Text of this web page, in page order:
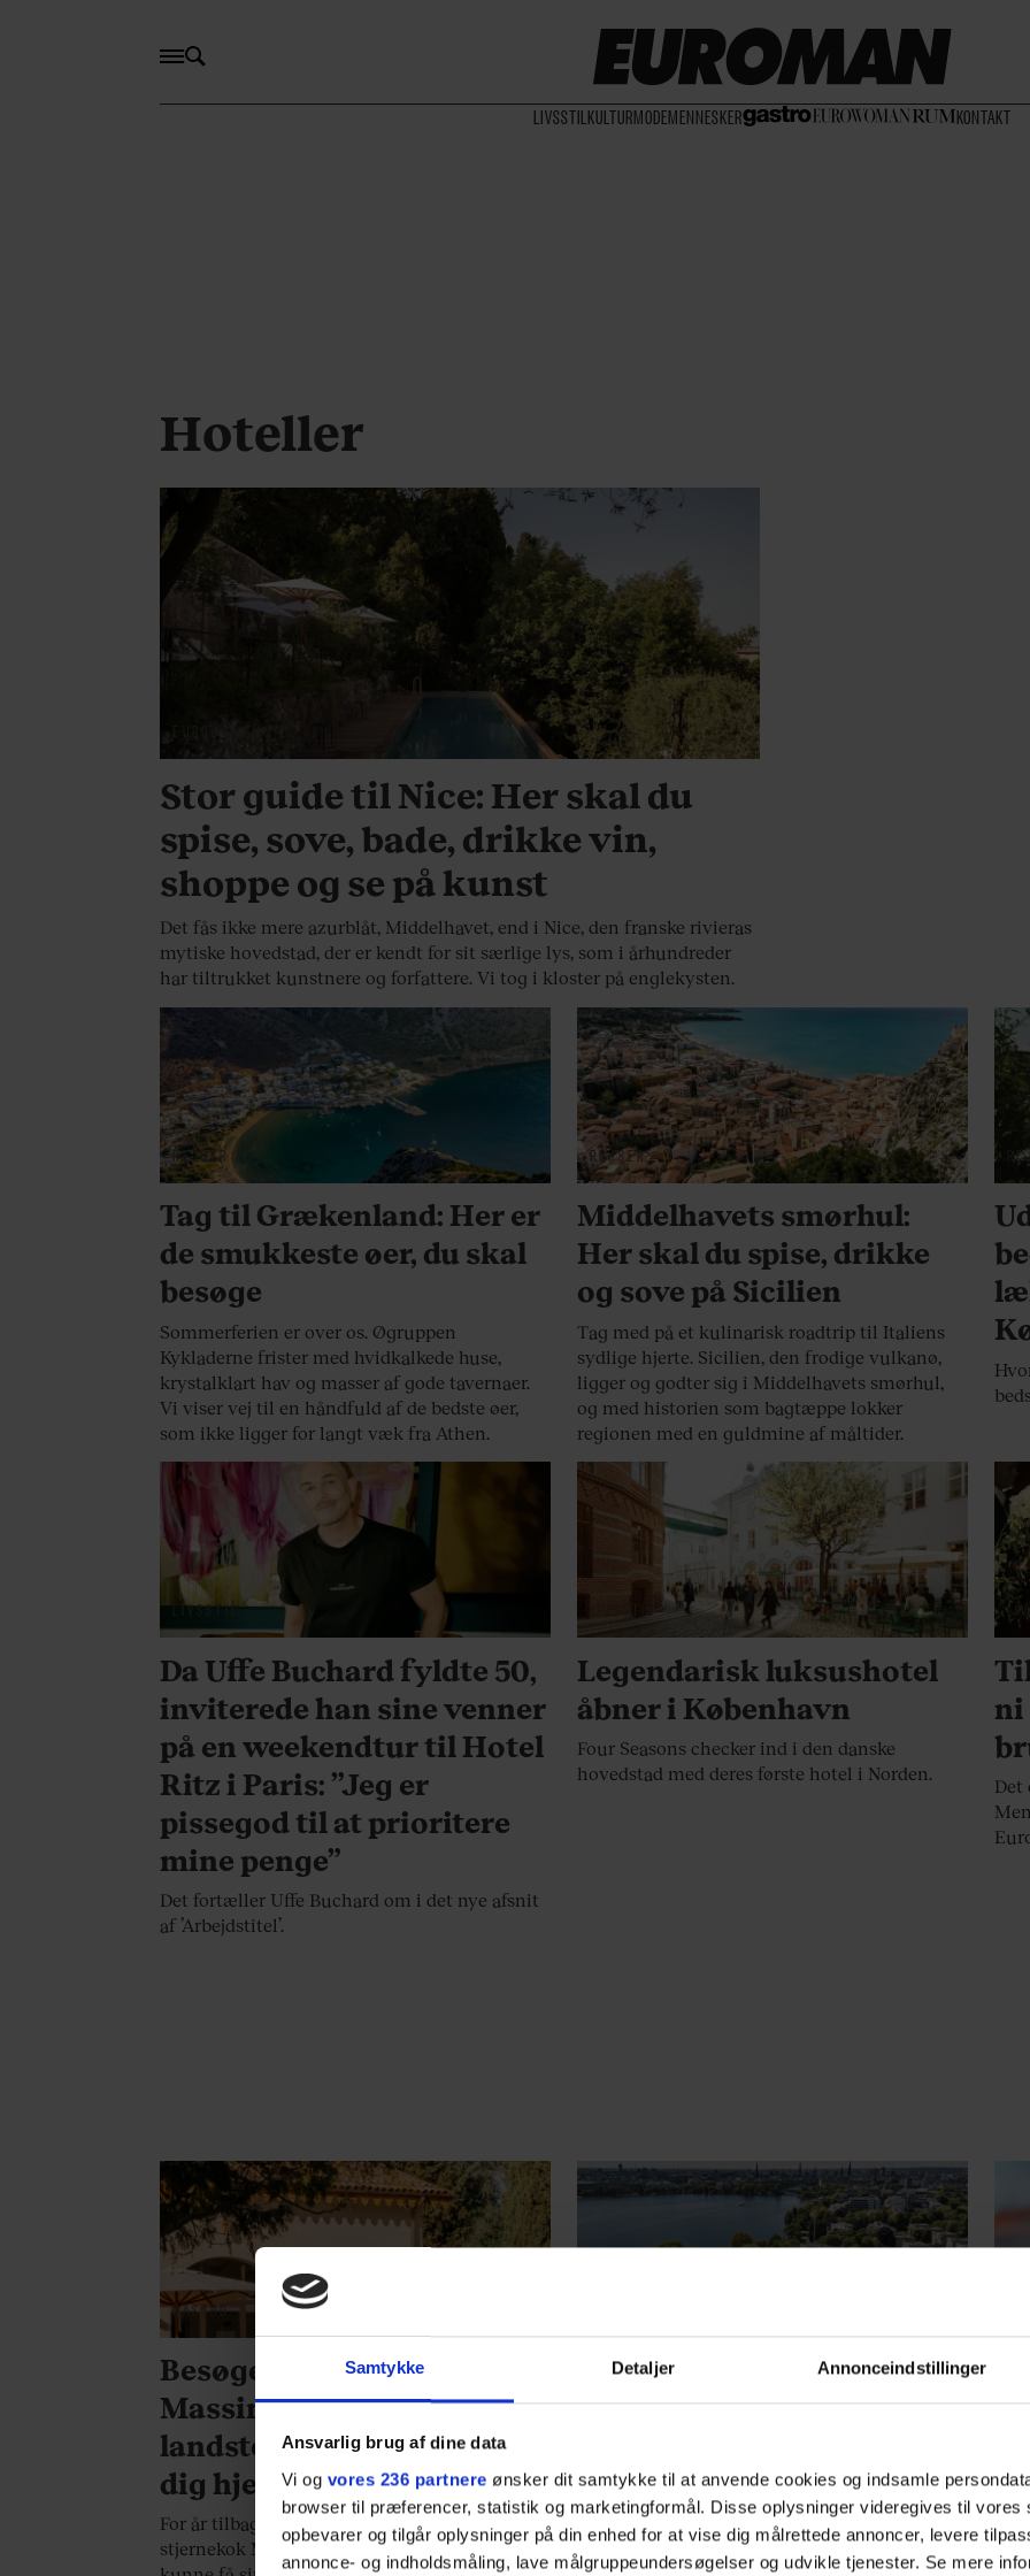
Samtykke Detaljer Annonceindstillinger
Ansvarlig brug af dine data
Vi og vores 236 partnere ønsker dit samtykke til at anvende cookies og indsamle
browser til præferencer, statistik og marketingformål. Disse oplysninger videregives til vores
opbevarer og tilgår oplysninger på din enhed for at vise dig målrettede annoncer, levere
annonce- og indholdsmåling, lave målgruppeundersøgelser og udvikle tjenester. Se mere
LIVSSTIL KULTURMODEMENNESKER KONTAKT
Hoteller
Stor guide til Nice: Her skal du
spise, sove, bade, drikke vin,
shoppe og se på kunst
Det fås ikke mere azurblåt, Middelhavet, end i Nice, den franske rivieras
mytiske hovedstad, der er kendt for sit særlige lys, som i århundreder
har tiltrukket kunstnere og forfattere. Vi tog i kloster på englekysten.
REJSER
Tag til Grækenland: Her er
de smukkeste øer, du skal
besøge
Sommerferien er over os. Øgruppen
Kykladerne frister med hvidkalkede huse,
krystalklart hav og masser af gode tavernaer.
Vi viser vej til en håndfuld af de bedste øer,
som ikke ligger for langt væk fra Athen.
REJSER
Middelhavets smørhul:
Her skal du spise, drikke
og sove på Sicilien
Tag med på et kulinarisk roadtrip til Italiens
sydlige hjerte. Sicilien, den frodige vulkanø,
ligger og godter sig i Middelhavets smørhul,
og med historien som bagtæppe lokker
regionen med en guldmine af måltider.
LIVSSTIL
Da Uffe Buchard fyldte 50,
inviterede han sine venner
på en weekendtur til Hotel
Ritz i Paris: ”Jeg er
pissegod til at prioritere
mine penge”
Det fortæller Uffe Buchard om i det nye afsnit
af ’Arbejdstitel’.
LIVSSTIL
Legendarisk luksushotel
åbner i København
Four Seasons checker ind i den danske
hovedstad med deres første hotel i Norden.
ni
Det
GASTRO
Besøger du stjernekok
Massimo Botturas
landsted, skal du bare føle
dig hjemme
For år tilbage funderede den italienske
stjernekok Massimo Bottura over, hvordan han
Planlægger du en
weekendtur til Hamborg?
spise, drikke og sove
Den nordtyske metropol er spækket med gode
spisesteder, hoteller og kaffebarer. Perfekt og
at